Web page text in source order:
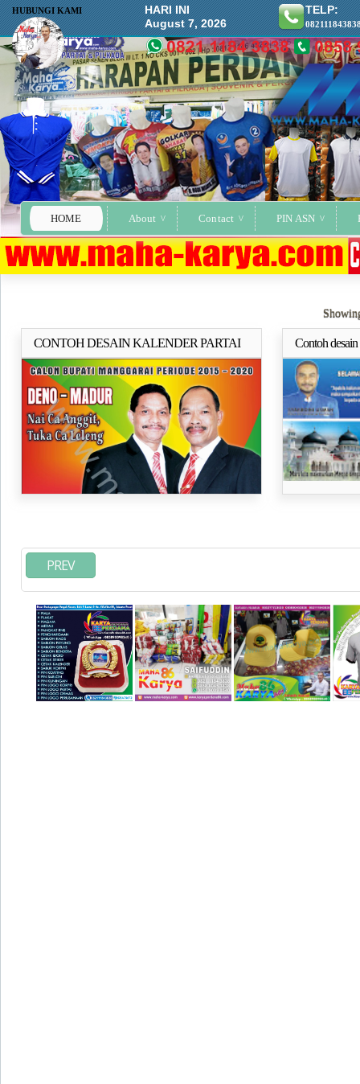
HOME About Contact PIN ASN
HUBUNGI KAMI
HARI INI
August 7, 2026
TELP:
CONTOH DESAIN KALENDER PARTAI
2014 , KALENDER 2015 DAN HARGA
CETAK ATRIBUT PARTAI
Selengkapnya..
Contoh
partai PAN
PREV